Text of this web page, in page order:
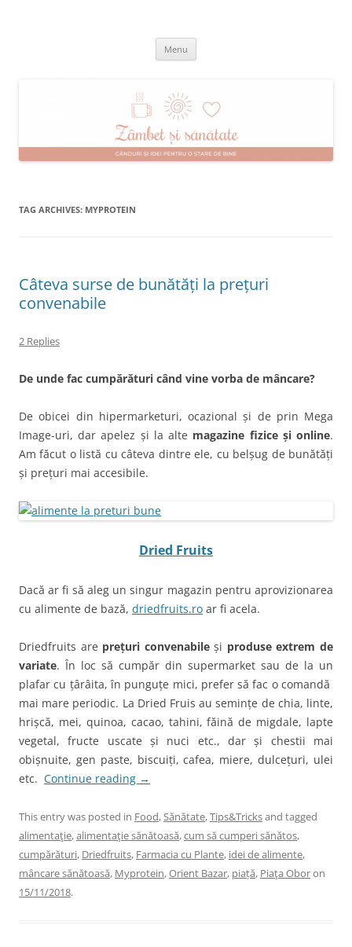
Menu
TAG ARCHIVES: MYPROTEIN
Câteva surse de bunătăți la prețuri
convenabile
2 Replies
De unde fac cumpărături când vine vorba de mâncare?
De obicei din hipermarketuri, ocazional și de prin Mega
Image-uri, dar apelez și la alte magazine fizice și online.
Am făcut o listă cu câteva dintre ele, cu belșug de bunătăți
și prețuri mai accesibile.
Dried Fruits
Dacă ar fi să aleg un singur magazin pentru aprovizionarea
cu alimente de bază, driedfruits.ro ar fi acela.
Driedfruits are prețuri convenabileși produse extrem de
variate. În loc să cumpăr din supermarket sau de la un
plafar cu țârâita, în punguțe mici, prefer să fac o comandă
mai mare periodic. La Dried Fruis au semințe de chia, linte,
hrișcă, mei, quinoa, cacao, tahini, făină de migdale, lapte
vegetal, fructe uscate și nuci etc., dar și chestii mai
obișnuite, gen paste, biscuiți, cafea, miere, dulcețuri, ulei
etc. Continue reading →
This entry was posted in Food,Sănătate,Tips&Tricksand tagged
alimentaţie,alimentaţie sănătoasă,cum să cumperi sănătos,
cumpărături, Driedfruits, Farmacia cu Plante, idei de alimente,
mâncare sănătoasă, Myprotein,Orient Bazar, piață, Piaţa Oboron
15/11/2018.